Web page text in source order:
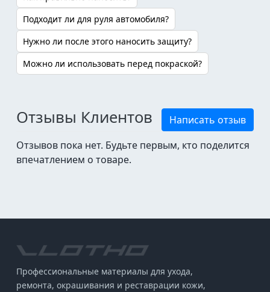
Подходит ли для руля автомобиля?
Нужно ли после этого наносить защиту?
Можно ли использовать перед покраской?
Отзывы Клиентов
Написать отзыв
Отзывов пока нет. Будьте первым, кто поделится
впечатлением о товаре.
Профессиональные материалы для ухода,
ремонта, окрашивания и реставрации кожи,